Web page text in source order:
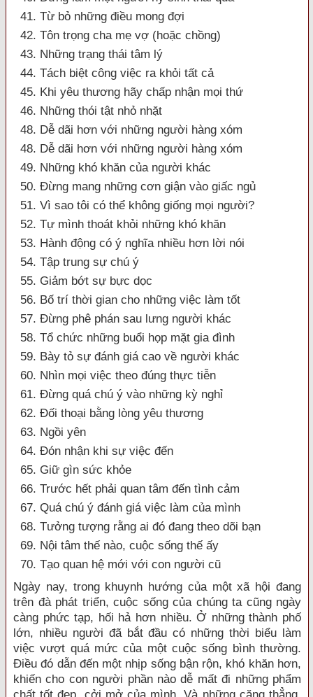
41. Từ bỏ những điều mong đợi
42. Tôn trọng cha mẹ vợ (hoặc chồng)
43. Những trạng thái tâm lý
44. Tách biệt công việc ra khỏi tất cả
45. Khi yêu thương hãy chấp nhận mọi thứ
46. Những thói tật nhỏ nhặt
48. Dễ dãi hơn với những người hàng xóm
48. Dễ dãi hơn với những người hàng xóm
49. Những khó khăn của người khác
50. Đừng mang những cơn giận vào giấc ngủ
51. Vì sao tôi có thể không giống mọi người?
52. Tự mình thoát khỏi những khó khăn
53. Hành động có ý nghĩa nhiều hơn lời nói
54. Tập trung sự chú ý
55. Giảm bớt sự bực dọc
56. Bố trí thời gian cho những việc làm tốt
57. Đừng phê phán sau lưng người khác
58. Tổ chức những buổi họp mặt gia đình
59. Bày tỏ sự đánh giá cao về người khác
60. Nhìn mọi việc theo đúng thực tiễn
61. Đừng quá chú ý vào những kỳ nghỉ
62. Đối thoại bằng lòng yêu thương
63. Ngồi yên
64. Đón nhận khi sự việc đến
65. Giữ gìn sức khỏe
66. Trước hết phải quan tâm đến tình cảm
67. Quá chú ý đánh giá việc làm của mình
68. Tưởng tượng rằng ai đó đang theo dõi bạn
69. Nội tâm thế nào, cuộc sống thế ấy
70. Tạo quan hệ mới với con người cũ
Ngày nay, trong khuynh hướng của một xã hội đang
trên đà phát triển, cuộc sống của chúng ta cũng ngày
càng phức tạp, hối hả hơn nhiều. Ở những thành phố
lớn, nhiều người đã bắt đầu có những thời biểu làm
việc vượt quá mức của một cuộc sống bình thường.
Điều đó dẫn đến một nhịp sống bận rộn, khó khăn hơn,
khiến cho con người phần nào dễ mất đi những phẩm